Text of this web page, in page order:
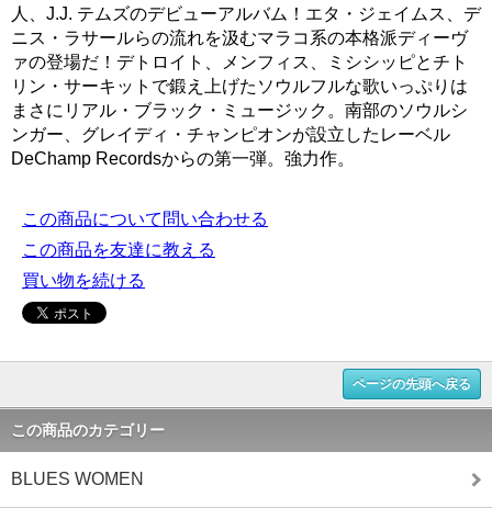
人、J.J. テムズのデビューアルバム！エタ・ジェイムス、デ
ニス・ラサールらの流れを汲むマラコ系の本格派ディーヴ
ァの登場だ！デトロイト、メンフィス、ミシシッピとチト
リン・サーキットで鍛え上げたソウルフルな歌いっぷりは
まさにリアル・ブラック・ミュージック。南部のソウルシ
ンガー、グレイディ・チャンピオンが設立したレーベル
DeChamp Recordsからの第一弾。強力作。
この商品について問い合わせる
この商品を友達に教える
買い物を続ける
ページの先頭へ戻る
この商品のカテゴリー
BLUES WOMEN